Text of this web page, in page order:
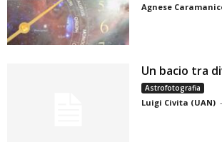
Agnese
Un bacio tra
Astrofotografia
Luigi Civita (UAN) -